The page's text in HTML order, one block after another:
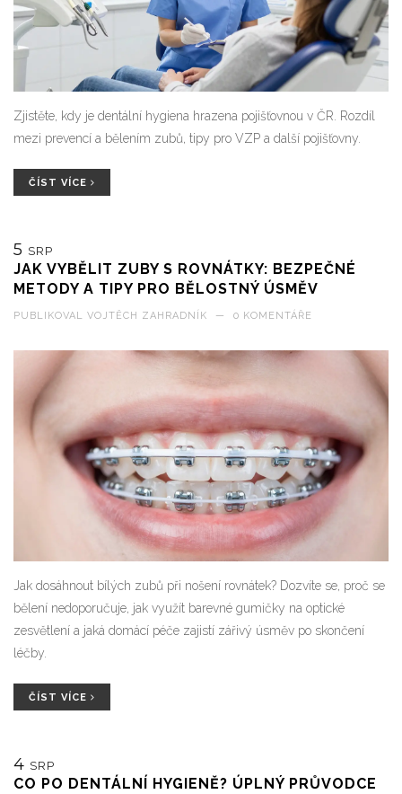
Zjistěte, kdy je dentální hygiena hrazena pojišťovnou v ČR. Rozdíl
mezi prevencí a bělením zubů, tipy pro VZP a další pojišťovny.
ČÍST VÍCE
5 SRP
JAK VYBĚLIT ZUBY S ROVNÁTKY: BEZPEČNÉ
METODY A TIPY PRO BĚLOSTNÝ ÚSMĚV
PUBLIKOVAL VOJTĚCH ZAHRADNÍK — 0 KOMENTÁŘE
Jak dosáhnout bílých zubů při nošení rovnátek? Dozvíte se, proč se
bělení nedoporučuje, jak využít barevné gumičky na optické
zesvětlení a jaká domácí péče zajistí zářivý úsměv po skončení
léčby.
ČÍST VÍCE
4 SRP
CO PO DENTÁLNÍ HYGIENĚ? ÚPLNÝ PRŮVODCE